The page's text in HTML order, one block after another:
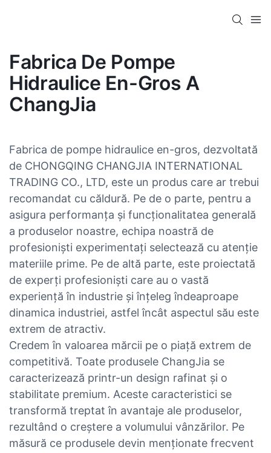
Fabrica De Pompe
Hidraulice En-Gros A
ChangJia
Fabrica de pompe hidraulice en-gros, dezvoltată
de CHONGQING CHANGJIA INTERNATIONAL
TRADING CO., LTD, este un produs care ar trebui
recomandat cu căldură. Pe de o parte, pentru a
asigura performanța și funcționalitatea generală
a produselor noastre, echipa noastră de
profesioniști experimentați selectează cu atenție
materiile prime. Pe de altă parte, este proiectată
de experți profesioniști care au o vastă
experiență în industrie și înțeleg îndeaproape
dinamica industriei, astfel încât aspectul său este
extrem de atractiv.
Credem în valoarea mărcii pe o piață extrem de
competitivă. Toate produsele ChangJia se
caracterizează printr-un design rafinat și o
stabilitate premium. Aceste caracteristici se
transformă treptat în avantaje ale produselor,
rezultând o creștere a volumului vânzărilor. Pe
măsură ce produsele devin menționate frecvent